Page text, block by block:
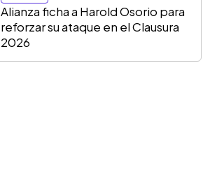
Alianza ficha a Harold Osorio para
reforzar su ataque en el Clausura
2026